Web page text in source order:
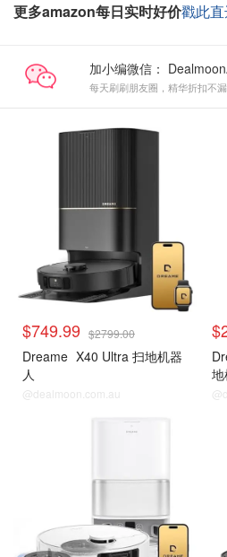
更多amazon每日实时好价戳此直
加小编微信：
每天刷刷朋友圈，精华折扣不
$749.99 $2799.00
Dreame X40 Ultra 扫地机器
人
@dealmoon.com.au